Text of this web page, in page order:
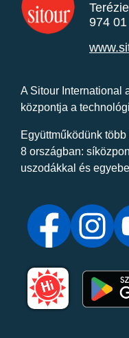
974
A Sitour International
központja a
Együttműködünk
8 országban:
uszodákkal és